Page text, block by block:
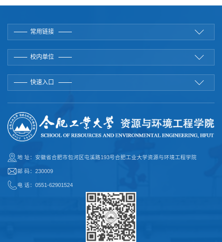
常用链接
校内单位
快速入口
地 址：安徽省合肥市包河区屯溪路193号合肥工业大学资源与环境工程学院
邮 码：230009
电 话：0551-62901524